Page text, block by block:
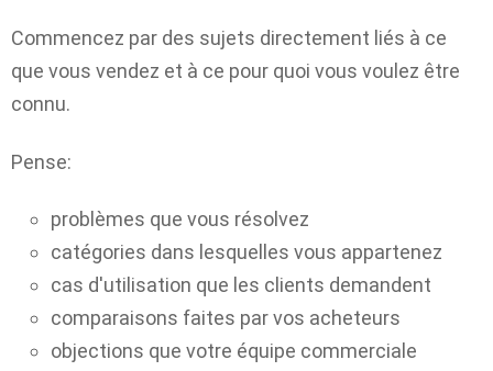
Commencez par des sujets directement liés à ce
que vous vendez et à ce pour quoi vous voulez être
connu.
Pense:
problèmes que vous résolvez
catégories dans lesquelles vous appartenez
cas d'utilisation que les clients demandent
comparaisons faites par vos acheteurs
objections que votre équipe commerciale